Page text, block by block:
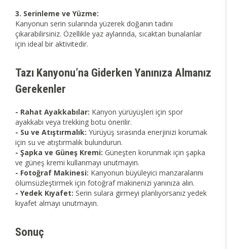
3. Serinleme ve Yüzme:
Kanyonun serin sularında yüzerek doğanın tadını
çıkarabilirsiniz. Özellikle yaz aylarında, sıcaktan bunalanlar
için ideal bir aktivitedir.
Tazı Kanyonu’na Giderken Yanınıza Almanız
Gerekenler
- Rahat Ayakkabılar: Kanyon yürüyüşleri için spor
ayakkabı veya trekking botu önerilir.
- Su ve Atıştırmalık: Yürüyüş sırasında enerjinizi korumak
için su ve atıştırmalık bulundurun.
- Şapka ve Güneş Kremi: Güneşten korunmak için şapka
ve güneş kremi kullanmayı unutmayın.
- Fotoğraf Makinesi: Kanyonun büyüleyici manzaralarını
ölümsüzleştirmek için fotoğraf makinenizi yanınıza alın.
- Yedek Kıyafet: Serin sulara girmeyi planlıyorsanız yedek
kıyafet almayı unutmayın.
Sonuç